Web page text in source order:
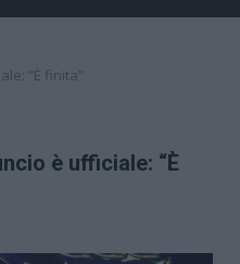
“È finita”
è ufficiale: “È